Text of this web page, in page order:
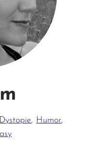
Dystopie, Humor,